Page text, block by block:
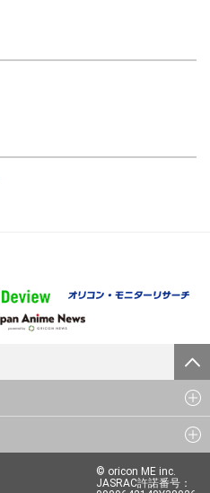
© oricon ME inc.
JASRAC許諾番号：